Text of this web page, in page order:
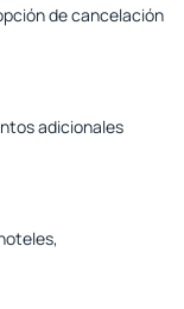
de cancelación
adicionales